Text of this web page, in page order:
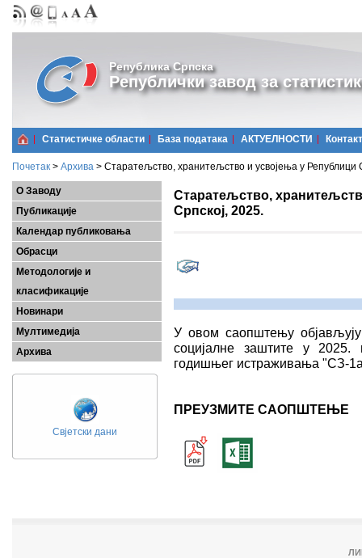
Република Српска
Републички завод за
Статистичке области Базa података АКТУЕЛНОСТИ Контакт
Почетак > Архива > Старатељство, хранитељство и усвојења у Републици
О Заводу
Публикације
Календар публиковања
Обрасци
Методологије и
класификације
Новинари
Мултимедија
Архива
Свјетски дани
Старатељство,
Српској, 2025.
У овом саопштењу
социјалне заштите у 2025.
годишњег истраживања "СЗ-
ПРЕУЗМИТЕ САОПШТЕЊЕ